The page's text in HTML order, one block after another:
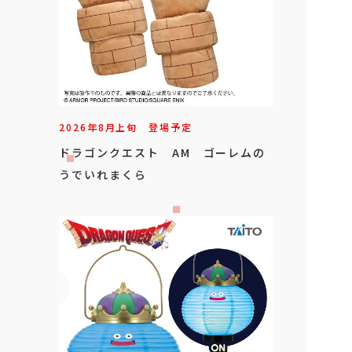
2026年8月上旬 登場予定
ドラゴンクエスト AM ゴーレムの
うでいれまくら